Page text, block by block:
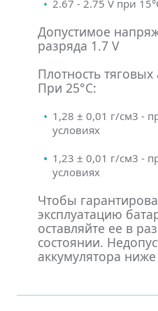
2.67 - 2.75 V при
Допустимое
разряда 1.7 V
Плотность тяговых
При 25°С:
1,28 ± 0,01 г/см3 -
условиях
1,23 ± 0,01 г/см3 -
условиях
Чтобы
эксплуатацию
оставляйте ее в
состоянии.
аккумулятора ниже